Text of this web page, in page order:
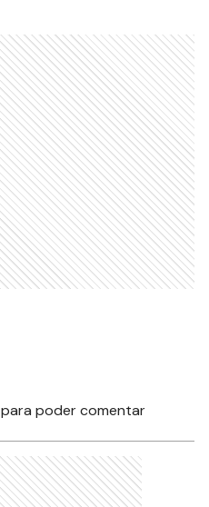
para poder comentar